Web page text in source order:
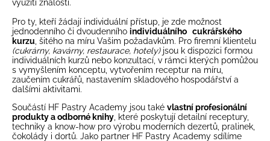
využití znalostí.
Pro ty, kteří žádají individuální přístup, je zde možnost
jednodenního či dvoudenního individuálního cukrářského
kurzu , šitého na míru Vašim požadavkům. Pro firemní klientelu
(cukrárny, kavárny, restaurace, hotely)jsou k dispozici formou
individuálních kurzů nebo konzultací, v rámci kterých pomůžou
s vymyšlením konceptu, vytvořením receptur na míru,
zaučením cukrářů, nastavením skladového hospodářství a
dalšími aktivitami.
Součástí HF Pastry Academy jsou také vlastní profesionální
produktyaodborné knihy , které poskytují detailní receptury,
techniky a know-how pro výrobu moderních dezertů, pralinek,
čokolády i dortů. Jako partner HF Pastry Academy sdílíme